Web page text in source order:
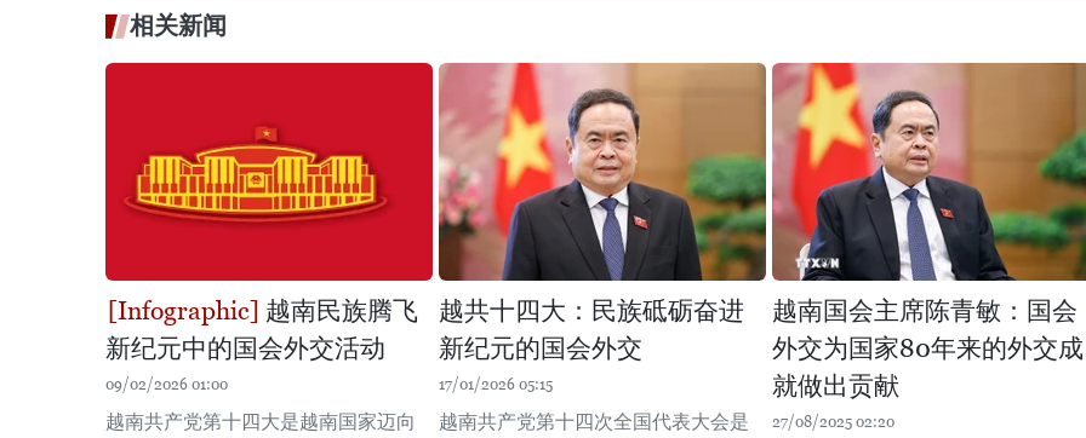
相关新闻
越南民族腾飞
新纪元中的国会外交活动
09/02/2026 01:00
越南共产党第十四大是越南国家迈向
越共十四大：民族砥砺奋进
新纪元的国会外交
17/01/2026 05:15
越南共产党第十四次全国代表大会是
越南国会主席陈青敏：国会
外交为国家80年来的外交成
就做出贡献
27/08/2025 02:20